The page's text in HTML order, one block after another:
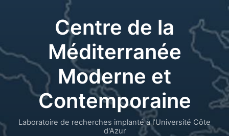
Centre de la
Méditerranée
Moderne et
Contemporaine
Laboratoire de recherches implanté à l’Université Côte
d'Azur